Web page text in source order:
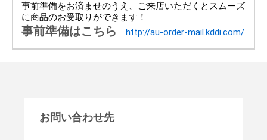
事前準備をお済ませのうえ、ご来店いただくとスムーズ
に商品のお受取りができます！
事前準備はこちら http://au-order-mail.kddi.com/
お問い合わせ先